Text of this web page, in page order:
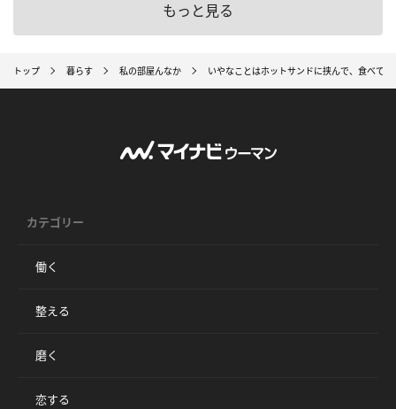
もっと見る
トップ 暮らす 私の部屋んなか いやなことはホットサンドに挟んで、食べて
カテゴリー
働く
整える
磨く
恋する